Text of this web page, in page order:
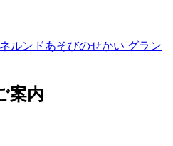
ルンドあそびのせかい グラン
案内